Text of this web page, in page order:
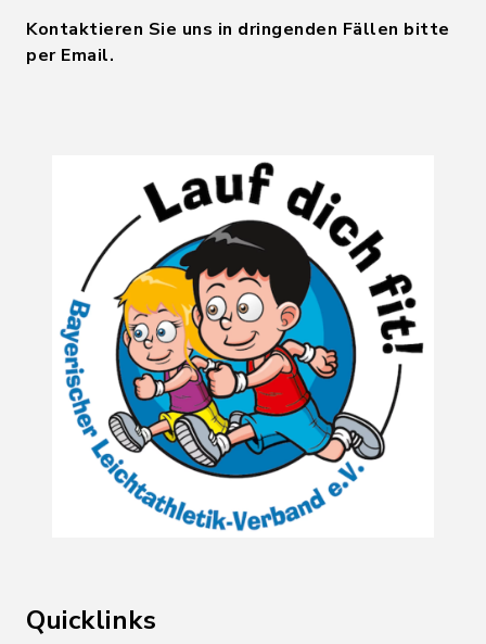
Kontaktieren Sie uns in dringenden Fällen bitte
per Email.
Quicklinks